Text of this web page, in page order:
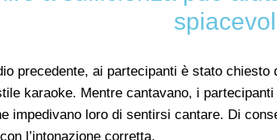
precedente, ai partecipanti è stato
karaoke. Mentre cantavano, i
impedivano loro di sentirsi cantare. Di
l’intonazione corretta.